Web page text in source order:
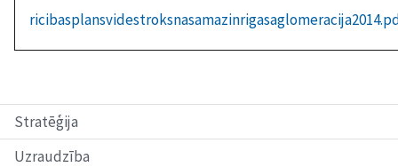
Stratēģija
Uzraudzība